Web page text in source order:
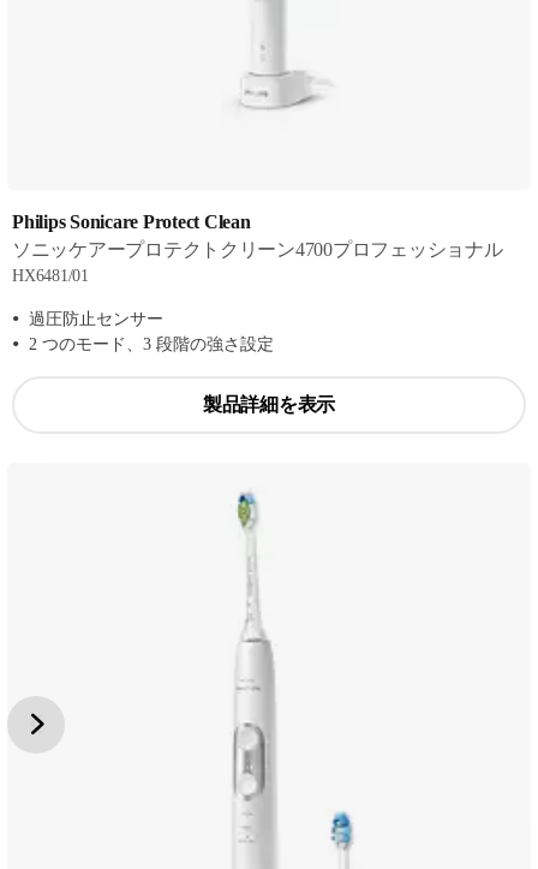
Philips Sonicare Protect Clean
ソニッケアープロテクトクリーン4700プロフェッショナル
HX6481/01
過圧防止センサー
2 つのモード、3 段階の強さ設定
製品詳細を表示